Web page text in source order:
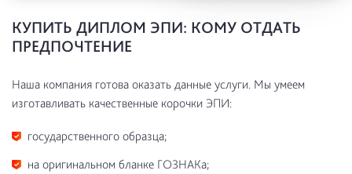
КУПИТЬ ДИПЛОМ ЭПИ: КОМУ ОТДАТЬ
ПРЕДПОЧТЕНИЕ
Наша компания готова оказать данные услуги. Мы умеем
изготавливать качественные корочки ЭПИ:
государственного образца;
на оригинальном бланке ГОЗНАКа;